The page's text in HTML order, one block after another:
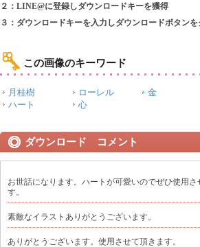
２：LINE@に登録しダウンロードキーを獲得
３：ダウンロードキーを入力しダウンロードボタンを
この画像のキーワード
月桂樹 ローレル 金
ハート
心
ダウンロード コメント
お世話になります。ハートが可愛いのでぜひ使用さ
す。
素敵なイラストありがとうございます。
ありがとうございます。使用させて頂きます。